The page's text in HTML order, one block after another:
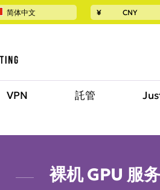
简体中文 ¥ CNY
VPN 託管
裸机 GPU 服